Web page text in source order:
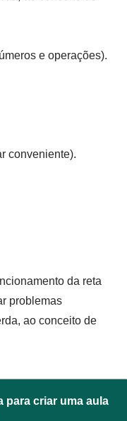
e operações).
conveniente).
da reta
problemas
ao conceito de
para criar uma aula